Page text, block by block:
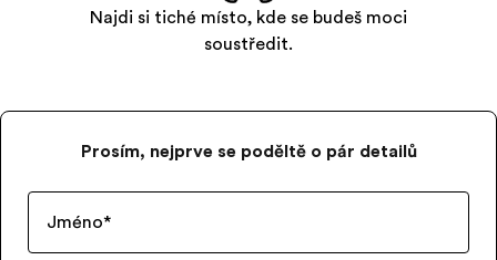
Najdi si tiché místo, kde se budeš moci
soustředit.
Prosím, nejprve se poděltě o pár detailů
Jméno*